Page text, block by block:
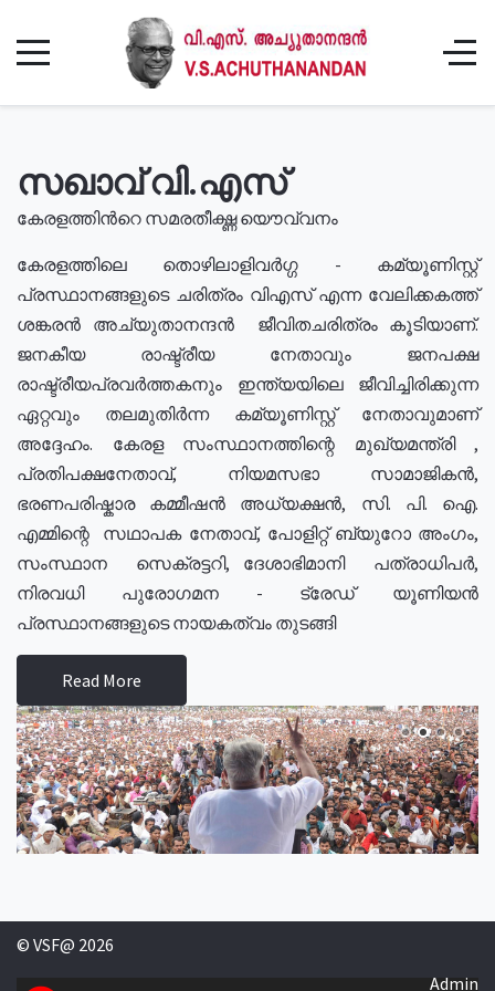
സഖാവ് വി.എസ്
കേരളത്തിൻറെ സമരതീക്ഷ്ണ യൌവ്വനം
കേരളത്തിലെ തൊഴിലാളിവർഗ്ഗ - കമ്യൂണിസ്റ്റ്
പ്രസ്ഥാനങ്ങളുടെ ചരിത്രം വിഎസ് എന്ന വേലിക്കകത്ത്
ശങ്കരൻ അച്യുതാനന്ദൻ ജീവിതചരിത്രം കൂടിയാണ്.
ജനകീയ രാഷ്ട്രീയ നേതാവും ജനപക്ഷ
രാഷ്ട്രീയപ്രവർത്തകനും ഇന്ത്യയിലെ ജീവിച്ചിരിക്കുന്ന
ഏറ്റവും തലമുതിർന്ന കമ്യൂണിസ്റ്റ് നേതാവുമാണ്
അദ്ദേഹം. കേരള സംസ്ഥാനത്തിന്റെ മുഖ്യമന്ത്രി ,
പ്രതിപക്ഷനേതാവ്, നിയമസഭാ സാമാജികൻ,
ഭരണപരിഷ്കാര കമ്മീഷൻ അധ്യക്ഷൻ, സി. പി. ഐ.
എമ്മിന്റെ സഥാപക നേതാവ്, പോളിറ്റ് ബ്യുറോ അംഗം,
സംസ്ഥാന സെക്രട്ടറി, ദേശാഭിമാനി പത്രാധിപർ,
നിരവധി പുരോഗമന - ട്രേഡ് യൂണിയൻ
പ്രസ്ഥാനങ്ങളുടെ നായകത്വം തുടങ്ങി
Read More
© VSF@ 2026
Admin